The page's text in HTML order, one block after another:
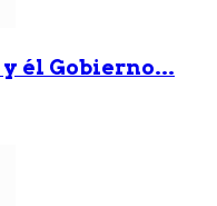
él Gobierno...